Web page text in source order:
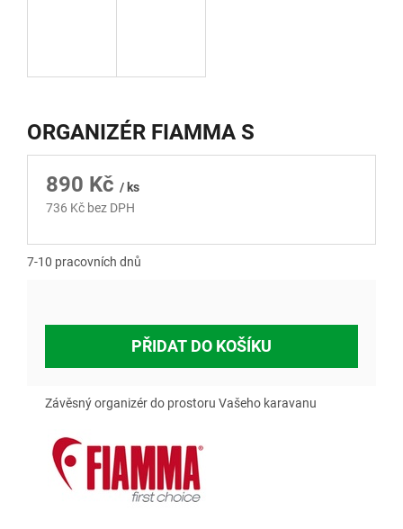
ORGANIZÉR FIAMMA S
890 Kč / ks
736 Kč bez DPH
7-10 pracovních dnů
PŘIDAT DO KOŠÍKU
Závěsný organizér do prostoru Vašeho karavanu